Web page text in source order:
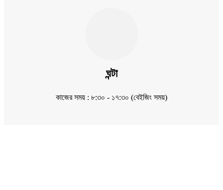
ঘন্টা
কাজের সময় : ৮:৩০ - ১৭:৩০ (বেইজিং সময়)